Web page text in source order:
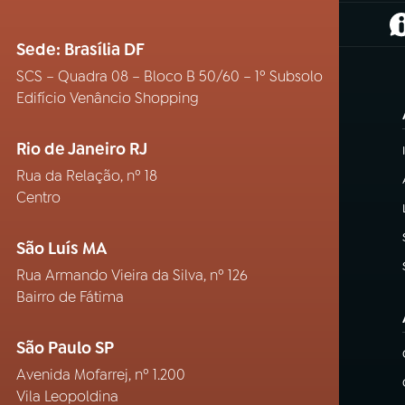
Sede: Brasília DF
SCS – Quadra 08 – Bloco B 50/60 – 1º Subsolo
Edifício Venâncio Shopping
Rio de Janeiro RJ
Rua da Relação, nº 18
Centro
São Luís MA
Rua Armando Vieira da Silva, nº 126
Bairro de Fátima
São Paulo SP
Avenida Mofarrej, nº 1.200
Vila Leopoldina